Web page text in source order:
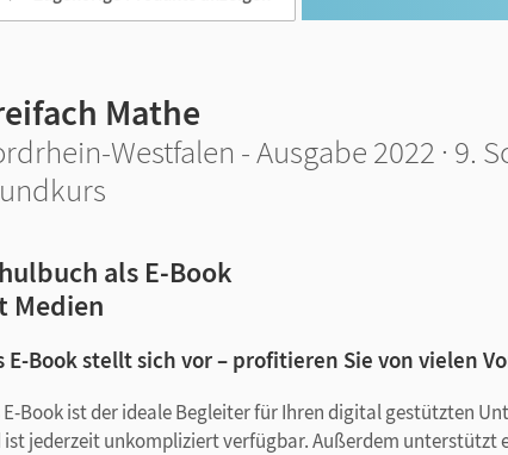
Mathe
Westfalen - Ausgabe 2022 · 9.
als E-Book
Medien
E-Book stellt sich vor – profitieren Sie von vielen
E-Book ist der ideale Begleiter für Ihren digital gestützten
ist jederzeit unkompliziert verfügbar. Außerdem unterstützt